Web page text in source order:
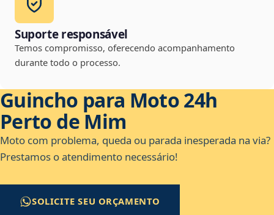
Suporte responsável
Temos compromisso, oferecendo acompanhamento
durante todo o processo.
Guincho para Moto 24h
Perto de Mim
Moto com problema, queda ou parada inesperada na via?
Prestamos o atendimento necessário!
SOLICITE SEU ORÇAMENTO